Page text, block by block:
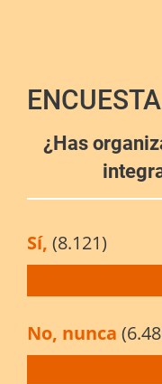
ENCUESTA
¿Has
Sí, (8.121)
No, nunca